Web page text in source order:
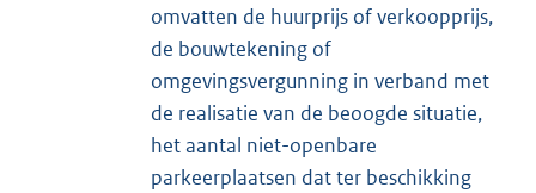
omvatten de huurprijs of verkoopprijs,
de bouwtekening of
omgevingsvergunning in verband met
de realisatie van de beoogde situatie,
het aantal niet-openbare
parkeerplaatsen dat ter beschikking